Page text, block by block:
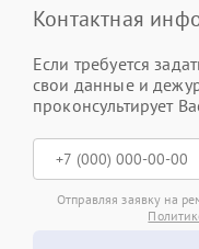
Контактная
Если требуется
свои данные и
проконсультирует
Отправляя заявку на